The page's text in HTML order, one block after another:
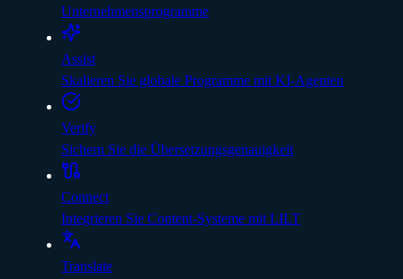
Unternehmensprogramme
Assist
Skalieren Sie globale Programme mit KI-Agenten
Verify
Sichern Sie die Übersetzungsgenauigkeit
Connect
Integrieren Sie Content-Systeme mit LILT
Translate